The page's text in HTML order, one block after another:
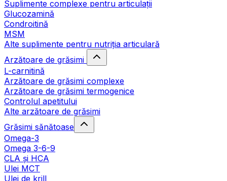
Suplimente complexe pentru articulații
Glucozamină
Condroitină
MSM
Alte suplimente pentru nutriția articulară
Arzătoare de grăsimi
L-carnitină
Arzătoare de grăsimi complexe
Arzătoare de grăsimi termogenice
Controlul apetitului
Alte arzătoare de grăsimi
Grăsimi sănătoase
Omega-3
Omega 3-6-9
CLA şi HCA
Ulei MCT
Ulei de krill